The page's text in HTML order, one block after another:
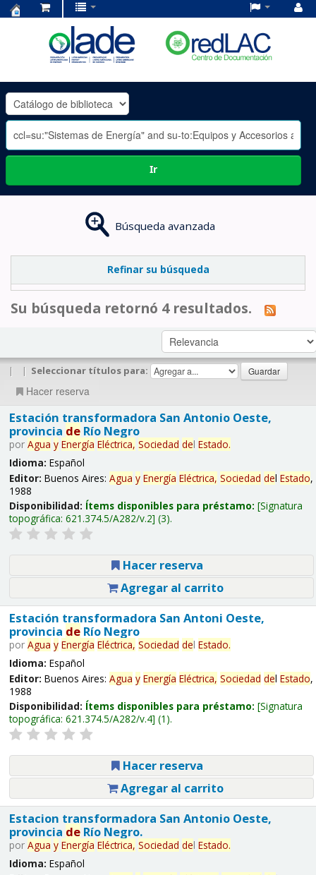
OLADE
-
Ir
Búsqueda avanzada
Refinar su búsqueda
Su búsqueda retornó 4 resultados.
| | Seleccionar títulos para:
Hacer reserva
Estación transformadora San Antonio Oeste,
provincia deRío Negro
por Agua y Energía Eléctrica, Sociedad del Estado.
Idioma: Español
Editor: Buenos Aires: Agua y Energía Eléctrica, Sociedad del Estado,
1988
Disponibilidad: Ítems disponibles para préstamo: Signatura
topográfica: 621.374.5/A282/v.2 (3).
Hacer reserva
Agregar al carrito
Estación transformadora San Antoni Oeste,
provincia deRío Negro
por Agua y Energía Eléctrica, Sociedad del Estado.
Idioma: Español
Editor: Buenos Aires: Agua y Energía Eléctrica, Sociedad del Estado,
1988
Disponibilidad: Ítems disponibles para préstamo: Signatura
topográfica: 621.374.5/A282/v.4 (1).
Hacer reserva
Agregar al carrito
Estacion transformadora San Antonio Oeste,
provincia deRío Negro.
por Agua y Energía Eléctrica, Sociedad del Estado.
Idioma: Español